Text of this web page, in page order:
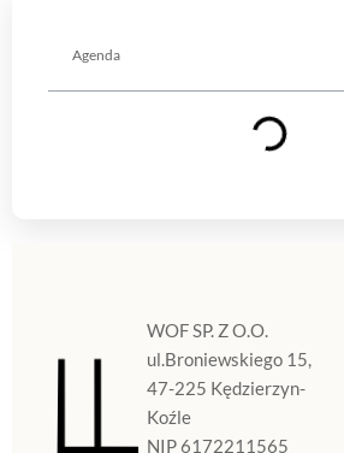
Agenda
WOF SP. Z O.O.
ul.Broniewskiego 15,
47-225 Kędzierzyn-
Koźle
NIP 6172211565